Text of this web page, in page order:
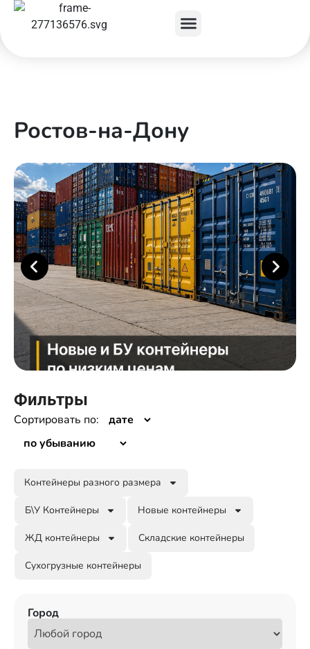
Ростов-на-Дону
Фильтры
Сортировать по:
Контейнеры разного размера
Б\У Контейнеры Новые контейнеры
ЖД контейнеры Складские контейнеры
Сухогрузные контейнеры
Город